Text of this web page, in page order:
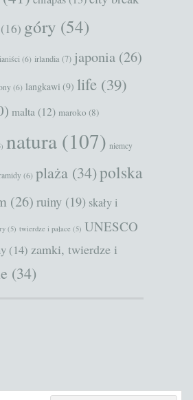
(16) góry (54)
(6) irlandia (7) japonia (26)
(6) langkawi (9) life (39)
malta (12) maroko (8)
natura (107) niemcy
(6) plaża (34)polska
(26) ruiny (19) skały i
(5) twierdze i pałace (5) UNESCO
(14) zamki, twierdze i
(34)